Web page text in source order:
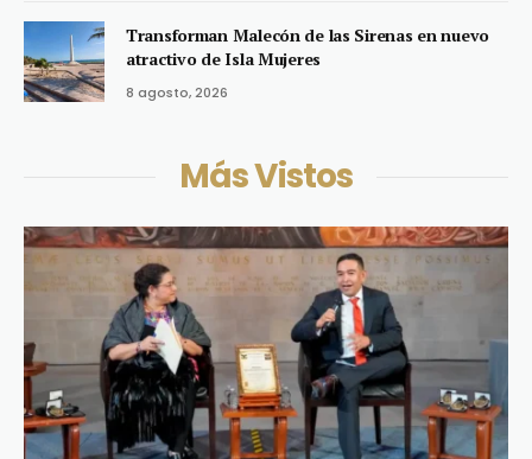
Transforman Malecón de las Sirenas en nuevo
atractivo de Isla Mujeres
8 agosto, 2026
Más Vistos